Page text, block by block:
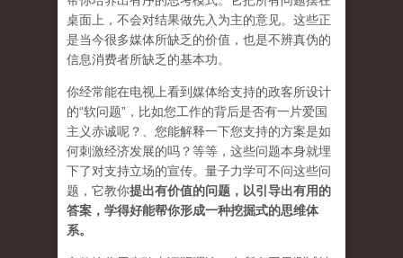
桌面上，不会对结果做先入为主的意见。这些正
是当今很多媒体所缺乏的价值，也是不辨真伪的
信息消费者所缺乏的基本功。
你经常能在电视上看到媒体给支持的政客所设计
的“软问题”，比如您工作的背后是否有一片爱国
主义赤诚呢？、您能解释一下您支持的方案是如
何刺激经济发展的吗？等等，这些问题本身就埋
下了对支持立场的宣传。量子力学可不问这些问
题，它教你提出有价值的问题，以引导出有用的
答案，学得好能帮你形成一种挖掘式的思维体
系。